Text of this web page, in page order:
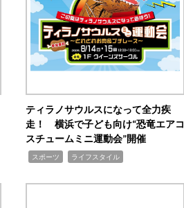
ティラノサウルスになって全力疾
走！ 横浜で子ども向け“恐竜エアコ
スチュームミニ運動会”開催
スポーツ ライフスタイル